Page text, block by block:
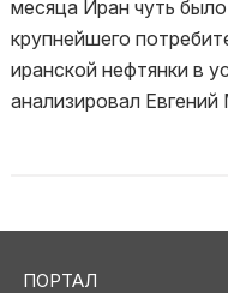
месяца Иран чуть
крупнейшего
иранской нефтянки в
анализировал
ПОРТАЛ